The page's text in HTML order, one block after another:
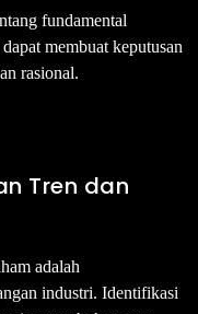
fundamental
membuat keputusan
rasional.
Tren dan
adalah
industri. Identifikasi